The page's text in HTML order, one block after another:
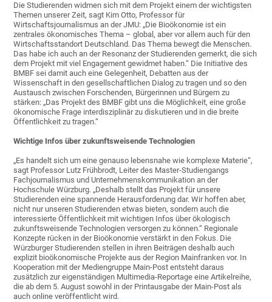
Die Studierenden widmen sich mit dem Projekt einem der wichtigsten
Themen unserer Zeit, sagt Kim Otto, Professor für
Wirtschaftsjournalismus an der JMU: „Die Bioökonomie ist ein
zentrales ökonomisches Thema – global, aber vor allem auch für den
Wirtschaftsstandort Deutschland. Das Thema bewegt die Menschen.
Das habe ich auch an der Resonanz der Studierenden gemerkt, die sich
dem Projekt mit viel Engagement gewidmet haben.“ Die Initiative des
BMBF sei damit auch eine Gelegenheit, Debatten aus der
Wissenschaft in den gesellschaftlichen Dialog zu tragen und so den
Austausch zwischen Forschenden, Bürgerinnen und Bürgern zu
stärken: „Das Projekt des BMBF gibt uns die Möglichkeit, eine große
ökonomische Frage interdisziplinär zu diskutieren und in die breite
Öffentlichkeit zu tragen.“
Wichtige Infos über zukunftsweisende Technologien
„Es handelt sich um eine genauso lebensnahe wie komplexe Materie“,
sagt Professor Lutz Frühbrodt, Leiter des Master-Studiengangs
Fachjournalismus und Unternehmenskommunikation an der
Hochschule Würzburg. „Deshalb stellt das Projekt für unsere
Studierenden eine spannende Herausforderung dar. Wir hoffen aber,
nicht nur unseren Studierenden etwas bieten, sondern auch die
interessierte Öffentlichkeit mit wichtigen Infos über ökologisch
zukunftsweisende Technologien versorgen zu können.“ Regionale
Konzepte rücken in der Bioökonomie verstärkt in den Fokus. Die
Würzburger Studierenden stellen in ihren Beiträgen deshalb auch
explizit bioökonomische Projekte aus der Region Mainfranken vor. In
Kooperation mit der Mediengruppe Main-Post entsteht daraus
zusätzlich zur eigenständigen Multimedia-Reportage eine Artikelreihe,
die ab dem 5. August sowohl in der Printausgabe der Main-Post als
auch online veröffentlicht wird.